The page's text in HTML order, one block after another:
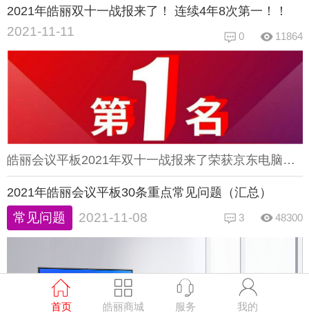
2021年皓丽双十一战报来了！ 连续4年8次第一！！
2021-11-11 0 11864
皓丽会议平板2021年双十一战报来了荣获京东电脑数码日竞速排行榜京东商用显示品牌成交额双冠 狂揽第一这是继11.1开门红之后登顶之后皓丽11.11再夺第一用实力赢得消费者信赖这是皓丽连续4年8次双十一活动夺冠皓丽荣获京东双十一会议商用大屏品牌销售额排行榜第一名皓丽会议平板荣获京东商用显示品牌成交额第一名皓丽会议平板颜值出众，经过360多项严苛测试，质量可靠双十一期间，在皓丽商城还有更多优惠等你来抢购哦！
2021年皓丽会议平板30条重点常见问题（汇总）
常见问题 2021-11-08 3 48300
首页 皓丽商城 服务 我的